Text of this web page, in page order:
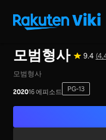
모범형사 9.4
모범형사
202016 에피소드 PG-13